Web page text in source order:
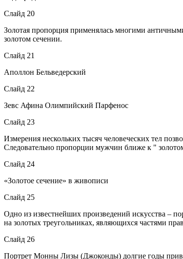
Слайд 20
Золотая пропорция применялась многими
золотом сечении.
Слайд 21
Аполлон Бельведерский
Слайд 22
Зевс Афина Олимпийский Парфенос
Слайд 23
Измерения нескольких тысяч человеческих тел
Следовательно пропорции мужчин ближе к "
Слайд 24
«Золотое сечение» в живописи
Слайд 25
Одно из известнейших произведений искусства –
на золотых треугольниках, являющихся частями
Слайд 26
Портрет Монны Лизы (Джоконды) долгие годы